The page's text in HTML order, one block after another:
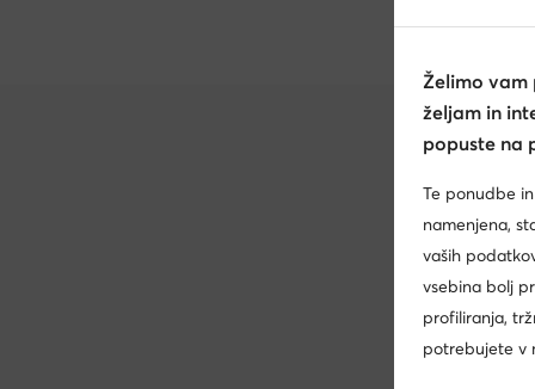
Želimo vam
željam in
popuste na
Te ponudbe
namenjena,
vaših
vsebina bolj
profiliranja,
potrebujete v